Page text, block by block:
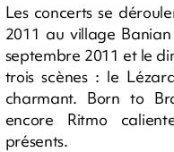
Les concerts se
2011 au village
septembre 2011 et le
trois scènes : le
charmant. Born to
encore Ritmo
présents.